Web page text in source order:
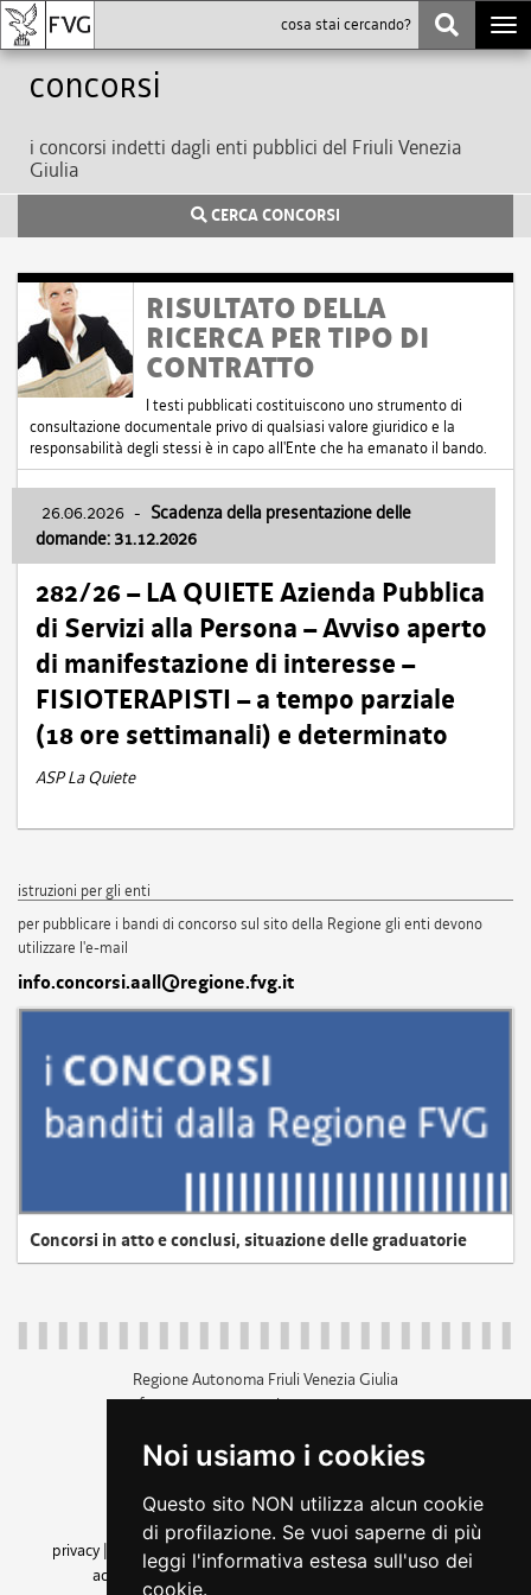
Noi usiamo i cookies
Questo sito NON utilizza alcun cookie
di profilazione. Se vuoi saperne di più
leggi l'informativa estesa sull'uso dei
cookie.
Concorsi
i concorsi indetti dagli enti pubblici del Friuli Venezia
Giulia
CERCA CONCORSI
RISULTATO DELLA
RICERCA PER TIPO DI
CONTRATTO
I testi pubblicati costituiscono uno strumento di
consultazione documentale privo di qualsiasi valore giuridico e la
responsabilità degli stessi è in capo all'Ente che ha emanato il bando.
26.06.2026 - Scadenza della presentazione delle
domande: 31.12.2026
282/26 – LA QUIETE Azienda Pubblica
di Servizi alla Persona – Avviso aperto
di manifestazione di interesse –
FISIOTERAPISTI – a tempo parziale
(18 ore settimanali) e determinato
ASP La Quiete
istruzioni per gli enti
per pubblicare i bandi di concorso sul sito della Regione gli enti devono
utilizzare l'e-mail
info.concorsi.aall@regione.fvg.it
Concorsi in atto e conclusi, situazione delle graduatorie
Regione Autonoma Friuli Venezia Giulia
c.f. 80014930327; p.iva 00526040324
+39 040 3771111
amministrazione trasparente
privacy
cookie |note legali accessibilità
dichiarazione di
accessibilità| feedback cambio preferenze cookie